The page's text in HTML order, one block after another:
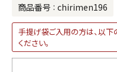
商品番号 chirimen196
手提げ袋ご入用の方は、以
ください。